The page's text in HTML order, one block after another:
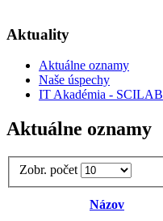
Aktuality
Aktuálne oznamy
Naše úspechy
IT Akadémia - SCILAB
Aktuálne oznamy
Zobr. počet
Názov